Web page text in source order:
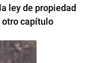
ley de propiedad
otro capítulo